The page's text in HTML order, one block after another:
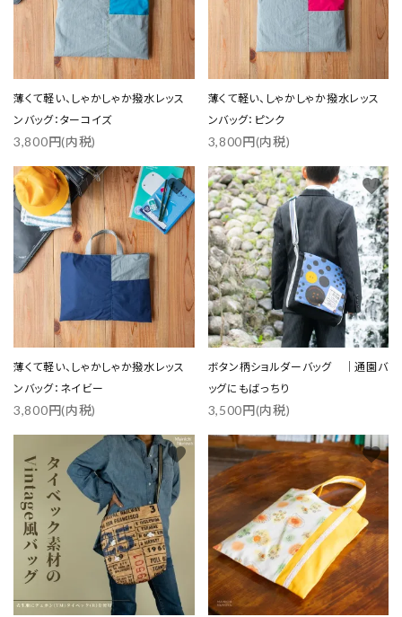
薄くて軽い、しゃかしゃか撥水レッス
ンバッグ：ターコイズ
3,800円(内税)
薄くて軽い、しゃかしゃか撥水レッス
ンバッグ：ピンク
3,800円(内税)
薄くて軽い、しゃかしゃか撥水レッス
ンバッグ：ネイビー
3,800円(内税)
favorite
ボタン柄ショルダーバッグ ｜通園バ
ッグにもばっちり
3,500円(内税)
favorite
favorite favorite